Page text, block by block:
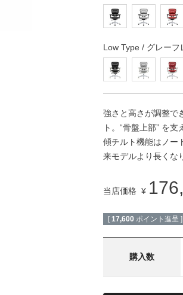
Low Type / グレー
強さと高さが調整で
ト。“骨盤上部” を
傾チルト機能はノー
来モデルより長くな
当店価格 ¥
[ 17,600 ポイント進呈 ]